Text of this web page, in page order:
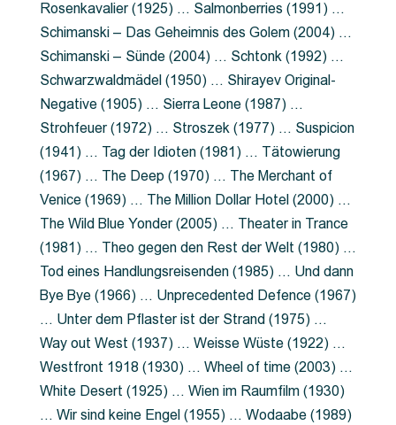
Rosenkavalier (1925) … Salmonberries (1991) …
Schimanski – Das Geheimnis des Golem (2004) …
Schimanski – Sünde (2004) … Schtonk (1992) …
Schwarzwaldmädel (1950) … Shirayev Original-
Negative (1905) … Sierra Leone (1987) …
Strohfeuer (1972) … Stroszek (1977) … Suspicion
(1941) … Tag der Idioten (1981) … Tätowierung
(1967) … The Deep (1970) … The Merchant of
Venice (1969) … The Million Dollar Hotel (2000) …
The Wild Blue Yonder (2005) … Theater in Trance
(1981) … Theo gegen den Rest der Welt (1980) …
Tod eines Handlungsreisenden (1985) … Und dann
Bye Bye (1966) … Unprecedented Defence (1967)
… Unter dem Pflaster ist der Strand (1975) …
Way out West (1937) … Weisse Wüste (1922) …
Westfront 1918 (1930) … Wheel of time (2003) …
White Desert (1925) … Wien im Raumfilm (1930)
… Wir sind keine Engel (1955) … Wodaabe (1989)